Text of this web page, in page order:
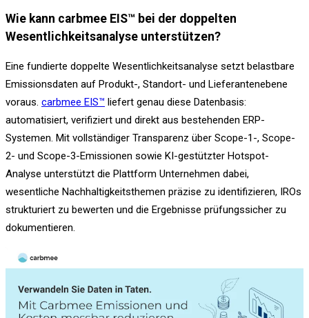
Wie kann carbmee EIS™ bei der doppelten
Wesentlichkeitsanalyse unterstützen?
Eine fundierte doppelte Wesentlichkeitsanalyse setzt belastbare
Emissionsdaten auf Produkt-, Standort- und Lieferantenebene
voraus. carbmee EIS™ liefert genau diese Datenbasis:
automatisiert, verifiziert und direkt aus bestehenden ERP-
Systemen. Mit vollständiger Transparenz über Scope-1-, Scope-
2- und Scope-3-Emissionen sowie KI-gestützter Hotspot-
Analyse unterstützt die Plattform Unternehmen dabei,
wesentliche Nachhaltigkeitsthemen präzise zu identifizieren, IROs
strukturiert zu bewerten und die Ergebnisse prüfungssicher zu
dokumentieren.